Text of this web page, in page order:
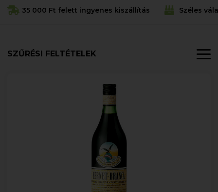
35 000 Ft felett ingyenes kiszállítás Széles
SZŰRÉSI FELTÉTELEK